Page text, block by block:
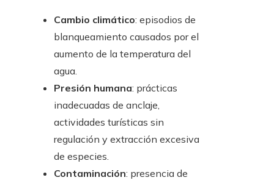
Cambio climático: episodios de
blanqueamiento causados por el
aumento de la temperatura del
agua.
Presión humana: prácticas
inadecuadas de anclaje,
actividades turísticas sin
regulación y extracción excesiva
de especies.
Contaminación: presencia de